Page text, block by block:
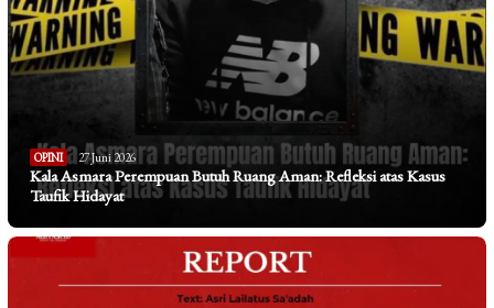
OPINI 27 Juni 2026
Kala Asmara Perempuan Butuh Ruang Aman: Refleksi atas Kasus
Taufik Hidayat